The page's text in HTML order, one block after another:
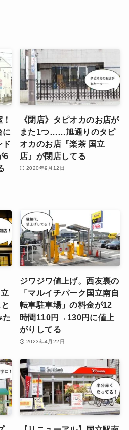
に
ド
6
《閉店》タピオカのお店が
また1つ……旭通りのタピ
オカのお店『楽茶 国立
店』が閉店してる
2020年9月12日
た
ジワジワ値上げ。西友裏の
「マルイチパーク国立南自
転車駐車場」の料金が12
時間110円→130円に値上
がりしてる
2023年4月22日